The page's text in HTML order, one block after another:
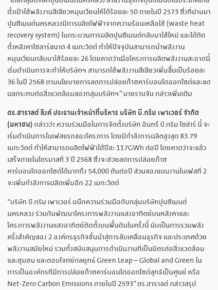
ตั้งเป้าใช้พลังงานสีเขียวหมุนเวียนให้ได้ร้อยละ 50 ภายในปี 2573 ซึ่งที่ผ่านมา
ปูนซีเมนต์นครหลวงมีการผลิตไฟฟ้าจากความร้อนเหลือใช้ (waste heat
recovery system) ในกระบวนการผลิตปูนซีเมนต์กลับมาใช้ใหม่ และได้ติด
ตั้งหลังคาโซลาร์ขนาด 4 เมกะวัตต์ ทำให้ปัจจุบันสามารถนำพลังงาน
หมุนเวียนกลับมาใช้ร้อยละ 26 โดยคาดว่าเมื่อโครงการผลิตพลังงานสะอาดนี้
เริ่มดำเนินการจะทำให้บริษัทฯ สามารถใช้พลังงานสีเขียวเพิ่มขึ้นเป็นร้อยละ
36 ในปี 2568 ตามนโยบายการลดการปล่อยก๊าซคาร์บอนไดออกไซด์และลด
ผลกระทบต่อสิ่งแวดล้อมของกลุ่มบริษัทฯ” นายรานจัน กล่าวเพิ่มเติม
ดร.ฮาราลด์ ลิงค์ ประธานเจ้าหน้าที่บริหาร บริษัท บี.กริม เพาเวอร์ จำกัด
(มหาชน) กล่าวว่า ความร่วมมือในการจัดตั้งบริษัท อินทรี บี.กริม โซล่าร์ นี้ จะ
เริ่มดำเนินการในเฟสแรกของโครงการ โดยมีกำลังการผลิตสูงสุด 83.79
เมกะวัตต์ ทำให้สามารถผลิตไฟฟ้าได้ปีละ 117GWh ต่อปี โดยคาดว่าจะแล้ว
เสร็จภายในไตรมาสที่ 3 ปี 2568 ซึ่งจะช่วยลดการปล่อยก๊าซ
คาร์บอนไดออกไซด์ได้มากถึง 54,000 ตันต่อปี ส่วนของแผนงานในเฟสที่ 2
จะเพิ่มกำลังการผลิตเพิ่มอีก 22 เมกะวัตต์
“บริษัท บี.กริม เพาเวอร์ ผนึกความร่วมมือกับกลุ่มบริษัทปูนซีเมนต์
นครหลวง ร่วมกันพัฒนาโครงการพลังงานแสงอาทิตย์บนหลังคาและ
โครงการพลังงานแสงอาทิตย์ติดตั้งบนพื้นดินในครั้งนี้ นับเป็นการรวมพลัง
ครั้งสำคัญของ 2 องค์กรธุรกิจชั้นนำสู่การขับเคลื่อนธุรกิจ และประเทศด้วย
พลังงานสมัยใหม่ รวมทั้งสนับสนุนการดำเนินงานที่เป็นมิตรต่อสิ่งแวดล้อม
และชุมชน และตอบโจทย์กลยุทธ์ Green Leap – Global and Green ใน
การเป็นองค์กรที่มีการปล่อยก๊าซคาร์บอนไดออกไซด์สุทธิเป็นศูนย์ หรือ
Net-Zero Carbon Emissions ภายในปี 2593” ดร.ฮาราลด์ กล่าวสรุป